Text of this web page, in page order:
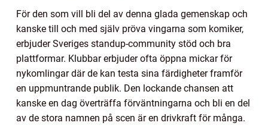
För den som vill bli del av denna glada gemenskap och
kanske till och med själv pröva vingarna som komiker,
erbjuder Sveriges standup-community stöd och bra
plattformar. Klubbar erbjuder ofta öppna mickar för
nykomlingar där de kan testa sina färdigheter framför
en uppmuntrande publik. Den lockande chansen att
kanske en dag överträffa förväntningarna och bli en del
av de stora namnen på scen är en drivkraft för många.